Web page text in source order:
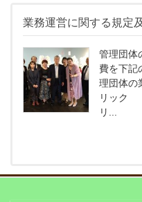
業務運営に関する規定
管理団体
費を下記
理団体の
リック
リ...